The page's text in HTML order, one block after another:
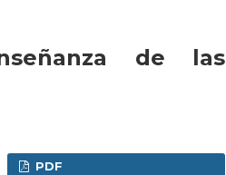
de las
PDF